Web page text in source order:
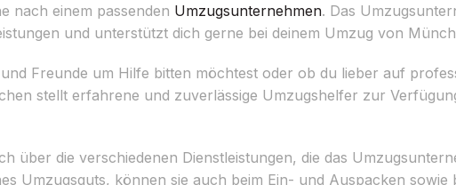
nach einem passenden Umzugsunternehmen. Das
und unterstützt dich gerne bei deinem Umzug von
Freunde um Hilfe bitten möchtest oder ob du lieber auf
stellt erfahrene und zuverlässige Umzugshelfer zur
über die verschiedenen Dienstleistungen, die das
Umzugsguts, können sie auch beim Ein- und Auspacken